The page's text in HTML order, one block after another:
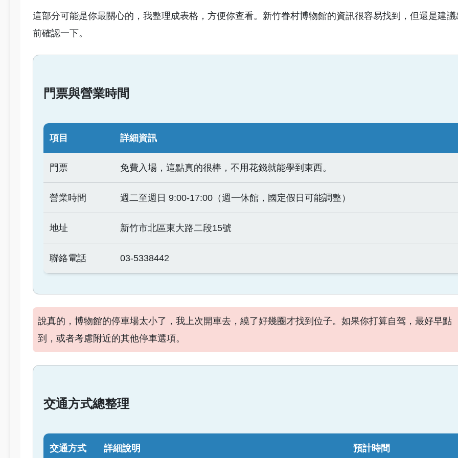
這部分可能是你最關心的，我整理成表格，方便你查看。新竹眷村博物館的資訊很容易找到，但還是建議
前確認一下。
門票與營業時間
項目 詳細資訊
門票 免費入場，這點真的很棒，不用花錢就能學到東西。
營業時間 週二至週日 9:00-17:00（週一休館，國定假日可能調整）
地址 新竹市北區東大路二段15號
聯絡電話 03-5338442
說真的，博物館的停車場太小了，我上次開車去，繞了好幾圈才找到位子。如果你打算自驾，最好早點
到，或者考慮附近的其他停車選項。
交通方式總整理
交通方式 詳細說明 預計時間